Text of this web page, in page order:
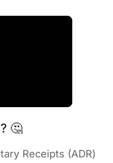
🤔
Receipts (ADR)